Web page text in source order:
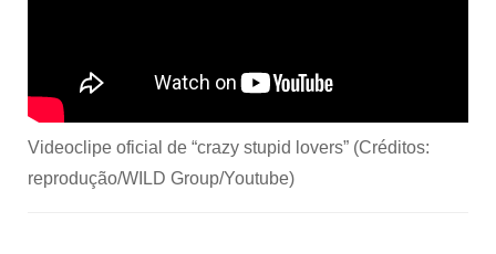
Videoclipe oficial de “crazy stupid lovers” (Créditos:
reprodução/WILD Group/Youtube)